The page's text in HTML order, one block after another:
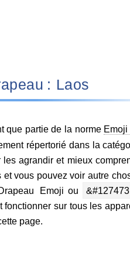
: Laos
que partie de la norme Emoji
répertorié dans la
agrandir et mieux
vous pouvez voir autre
Emoji ou
sur tous les
page.